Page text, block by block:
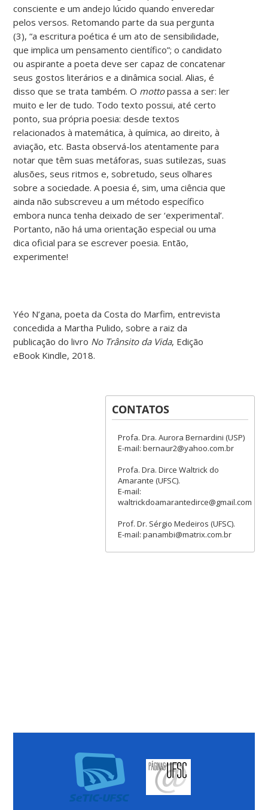
consciente e um andejo lúcido quando enveredar
pelos versos. Retomando parte da sua pergunta
(3), “a escritura poética é um ato de sensibilidade,
que implica um pensamento científico”; o candidato
ou aspirante a poeta deve ser capaz de concatenar
seus gostos literários e a dinâmica social. Alias, é
disso que se trata também. O mottopassa a ser: ler
muito e ler de tudo. Todo texto possui, até certo
ponto, sua própria poesia: desde textos
relacionados à matemática, à química, ao direito, à
aviação, etc. Basta observá-los atentamente para
notar que têm suas metáforas, suas sutilezas, suas
alusões, seus ritmos e, sobretudo, seus olhares
sobre a sociedade. A poesia é, sim, uma ciência que
ainda não subscreveu a um método específico
embora nunca tenha deixado de ser ‘experimental’.
Portanto, não há uma orientação especial ou uma
dica oficial para se escrever poesia. Então,
experimente!
Yéo N’gana, poeta da Costa do Marfim, entrevista
concedida a Martha Pulido, sobre a raiz da
publicação do livro No Trânsito da Vida, Edição
eBook Kindle, 2018.
CONTATOS
Profa. Dra. Aurora Bernardini (USP)
E-mail: bernaur2@yahoo.com.br
Profa. Dra. Dirce Waltrick do
Amarante (UFSC).
E-mail:
waltrickdoamarantedirce@gmail.com
Prof. Dr. Sérgio Medeiros (UFSC).
E-mail: panambi@matrix.com.br